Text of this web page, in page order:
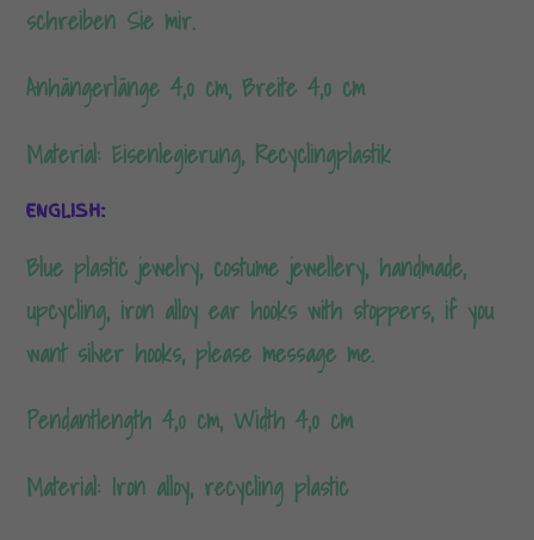
schreiben Sie mir.
Anhängerlänge 4,0 cm, Breite 4,0 cm
Material: Eisenlegierung, Recyclingplastik
ENGLISH:
Blue plastic jewelry, costume jewellery, handmade,
upcycling, iron alloy ear hooks with stoppers, if you
want silver hooks, please message me.
Pendantlength 4,0 cm, Width 4,0 cm
Material: Iron alloy, recycling plastic